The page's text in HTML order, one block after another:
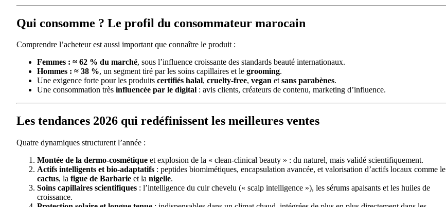
Qui consomme ? Le profil du consommateur marocain
Comprendre l’acheteur est aussi important que connaître le produit :
Femmes : ≈ 62 % du marché, sous l’influence croissante des standards beauté internationaux.
Hommes : ≈ 38 %, un segment tiré par les soins capillaires et le grooming.
Une exigence forte pour les produits certifiés halal, cruelty-free, vegan etsans parabènes.
Une consommation très influencée par le digital : avis clients, créateurs de contenu, marketing d’influence.
Les tendances 2026 qui redéfinissent les meilleures ventes
Quatre dynamiques structurent l’année :
Montée de la dermo-cosmétique et explosion de la « clean-clinical beauty » : du naturel, mais validé scientifiquement.
Actifs intelligents et bio-adaptatifs : peptides biomimétiques, encapsulation avancée, et valorisation d’actifs locaux comme le
cactus, la figue de Barbarie et la nigelle.
Soins capillaires scientifiques : l’intelligence du cuir chevelu (« scalp intelligence »), les sérums apaisants et les huiles de
croissance.